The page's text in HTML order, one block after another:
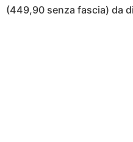
(449,90 senza fascia) da